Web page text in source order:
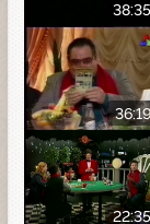
38:35
36:19
22:35